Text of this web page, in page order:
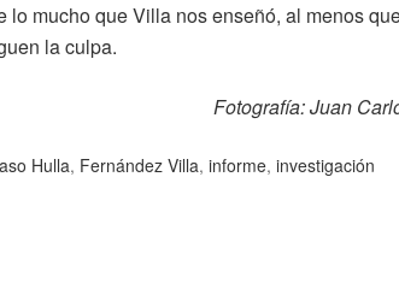
lo mucho que Villa nos enseñó, al menos
la culpa.
Fotografía: Juan
Hulla, Fernández Villa, informe, investigación